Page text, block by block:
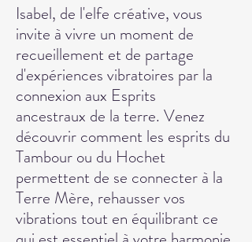
Isabel, de l'elfe créative, vous
invite à vivre un moment de
recueillement et de partage
d'expériences vibratoires par la
connexion aux Esprits
ancestraux de la terre. Venez
découvrir comment les esprits du
Tambour ou du Hochet
permettent de se connecter à la
Terre Mère, rehausser vos
vibrations tout en équilibrant ce